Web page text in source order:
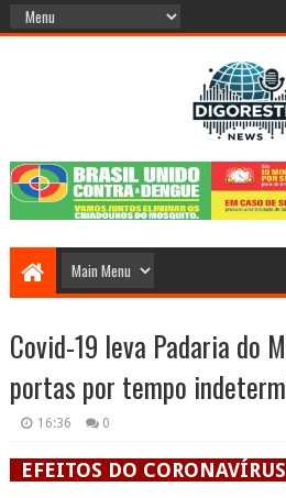
Covid-19 leva Padaria do
portas por tempo
16:36 0
EFEITOS DO CORONAVÍRUS